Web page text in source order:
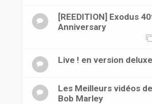
[REEDITION] Exodus
Anniversary
Live ! en version deluxe
Les Meilleurs vidéos
Bob Marley